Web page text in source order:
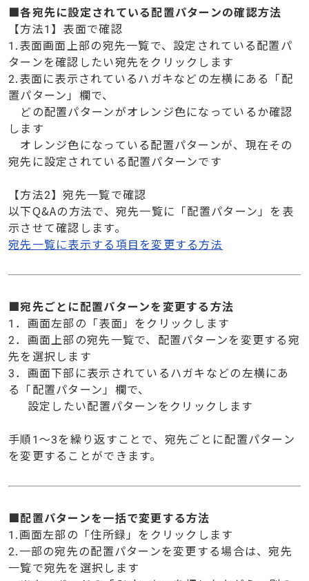
■各宛先に設定されている配置パターンの確認方法
【方法1】表面で確認
1.表面画面上部の宛先一覧で、設定されている配置パ
ターンを確認したい宛先をクリックします
2.表面に表示されているハガキなどの左横にある「配
置パターン」欄で、
どの配置パターンがオレンジ色になっているか確認
します
オレンジ色になっている配置パターンが、現在その
宛先に設定されている配置パターンです
【方法2】宛先一覧で確認
以下Q&Aの方法で、宛先一覧に「配置パターン」を表
示させて確認します。
宛先一覧に表示する項目を変更する方法
■宛先ごとに配置パターンを変更する方法
1．画面左部の「表面」をクリックします
2．画面上部の宛先一覧で、配置パターンを変更する宛
先を選択します
3．画面下部に表示されているハガキなどの左横にあ
る「配置パターン」欄で、
設定したい配置パターンをクリックします
手順1～3を繰り返すことで、宛先ごとに配置パターン
を変更することができます。
■配置パターンを一括で変更する方法
1.画面左部の「住所録」をクリックします
2.一部の宛先の配置パターンを変更する場合は、宛先
一覧で宛先を選択します